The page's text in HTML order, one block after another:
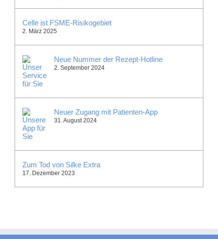
Celle ist FSME-Risikogebiet
2. März 2025
Neue Nummer der Rezept-Hotline
2. September 2024
Neuer Zugang mit Patienten-App
31. August 2024
Zum Tod von Silke Extra
17. Dezember 2023